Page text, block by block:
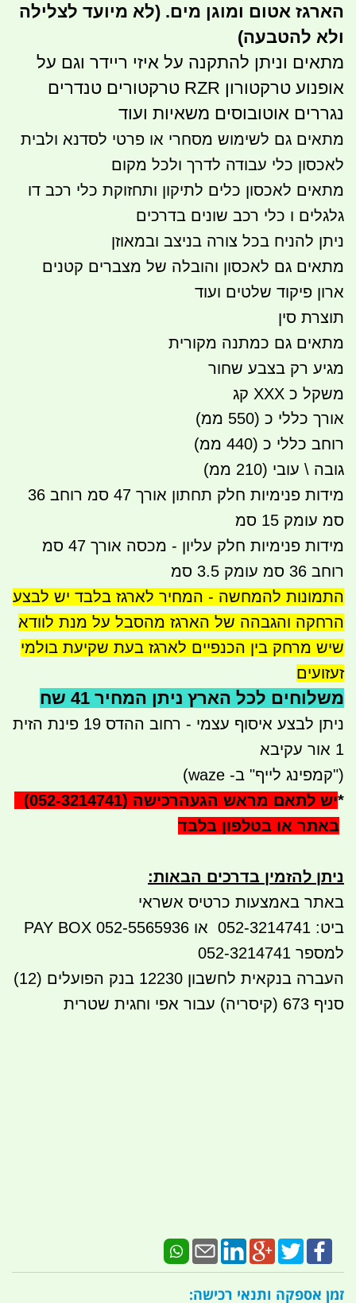
הארגז אטום ומוגן מים. (לא מיועד לצלילה
ולא להטבעה)
מתאים וניתן להתקנה על איזי ריידר וגם על
אופנוע טרקטורון RZR טרקטורים טנדרים
נגררים אוטובוסים משאיות ועוד
מתאים גם לשימוש מסחרי או פרטי לסדנא ולבית
לאכסון כלי עבודה לדרך ולכל מקום
מתאים לאכסון כלים לתיקון ותחזוקת כלי רכב דו
גלגלים ו כלי רכב שונים בדרכים
ניתן להניח בכל צורה בניצב ובמאוזן
מתאים גם לאכסון והובלה של מצברים קטנים
ארון פיקוד שלטים ועוד
תוצרת סין
מתאים גם כמתנה מקורית
מגיע רק בצבע שחור
משקל כ XXX קג
אורך כללי כ (550 ממ)
רוחב כללי כ (440 ממ)
גובה \ עובי (210 ממ)
מידות פנימיות חלק תחתון אורך 47 סמ רוחב 36
סמ עומק 15 סמ
מידות פנימיות חלק עליון - מכסה אורך 47 סמ
רוחב 36 סמ עומק 3.5 סמ
התמונות להמחשה - המחיר לארגז בלבד יש לבצע
הרחקה והגבהה של הארגז מהסבל על מנת לוודא
שיש מרחק בין הכנפיים לארגז בעת שקיעת בולמי
זעזועים
משלוחים לכל הארץ ניתן המחיר 41 שח
ניתן לבצע איסוף עצמי - רחוב ההדס 19 פינת הזית
1 אור עקיבא
("קמפינג לייף" ב- waze)
*יש לתאם מראש הגעה
(052-3214741) רכישה
באתר או בטלפון בלבד
ניתן להזמין בדרכים הבאות:
באתר באמצעות כרטיס אשראי
ביט: 052-3214741 או 052-5565936 PAY BOX
למספר 052-3214741
העברה בנקאית לחשבון 12230 בנק הפועלים (12)
סניף 673 (קיסריה) עבור אפי וחגית שטרית
זמן אספקה ותנאי רכישה: